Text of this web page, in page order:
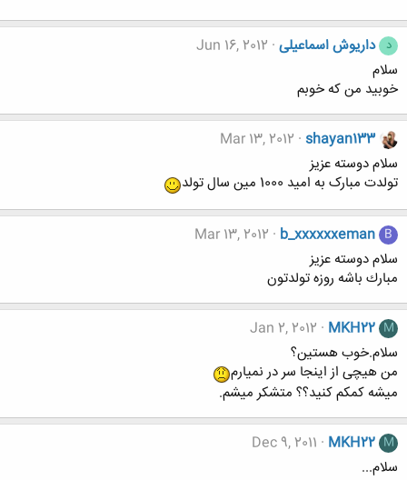
د داریوش اسماعیلی Jun 16, 2012
سلام
خوبيد من كه خوبم
shayan133
Mar 13, 2012
سلام دوسته عزيز
تولدت مبارک به امید 1000 مین سال تولد
B
b_xxxxxxeman
Mar 13, 2012
سلام دوسته عزيز
مبارك باشه روزه تولدتون
M
MKH22
Jan 2, 2012
سلام.خوب هستین؟
من هیچی از اینجا سر در نمیارم
میشه کمکم کنید؟؟ متشکر میشم.
M
MKH22
Dec 9, 2011
سلام...